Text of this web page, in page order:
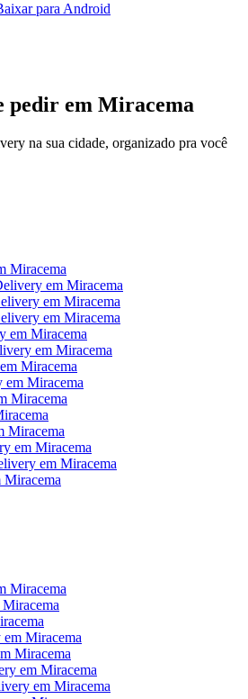
para Android
pedir em Miracema
na sua cidade, organizado pra você
Miracema
em Miracema
em Miracema
em Miracema
em Miracema
em Miracema
em Miracema
em Miracema
Miracema
Miracema
em Miracema
em Miracema
Miracema
Miracema
Miracema
em Miracema
Miracema
em Miracema
em Miracema